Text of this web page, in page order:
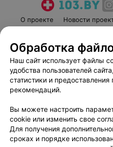
О проекте Новости
Пользовательское
Вакансии
Написать
Обработка
Обработка
Наш сайт использует файлы
удобства пользователей
статистики и
рекомендаций.
Вы можете настроить
cookie или изменить свое
Для получения
сроках и порядке